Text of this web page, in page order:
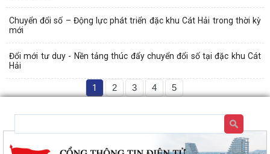
Chuyển đổi số – Động lực phát triển đặc khu Cát Hải trong thời kỳ
mới
Đổi mới tư duy - Nền tảng thúc đẩy chuyển đổi số tại đặc khu Cát
Hải
1 2 3 4 5